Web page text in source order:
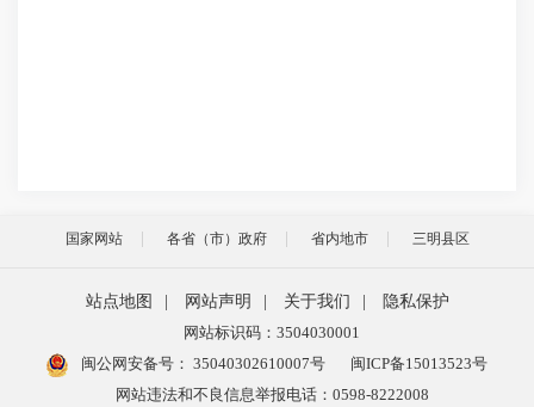
国家网站 各省（市）政府 省内地市 三明县区
站点地图 网站声明 关于我们
隐私保护
网站标识码：3504030001
闽公网安备号： 35040302610007号
闽ICP备15013523号
网站违法和不良信息举报电话：0598-8222008